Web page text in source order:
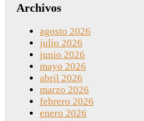
Archivos
agosto 2026
julio 2026
junio 2026
mayo 2026
abril 2026
marzo 2026
febrero 2026
enero 2026